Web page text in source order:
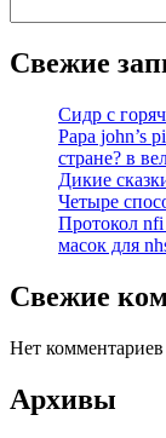
Свежие
Сидр с
Papa john’s
стране? в
Дикие
Четыре
Протокол nfi
масок для
Свежие
Нет
Архивы